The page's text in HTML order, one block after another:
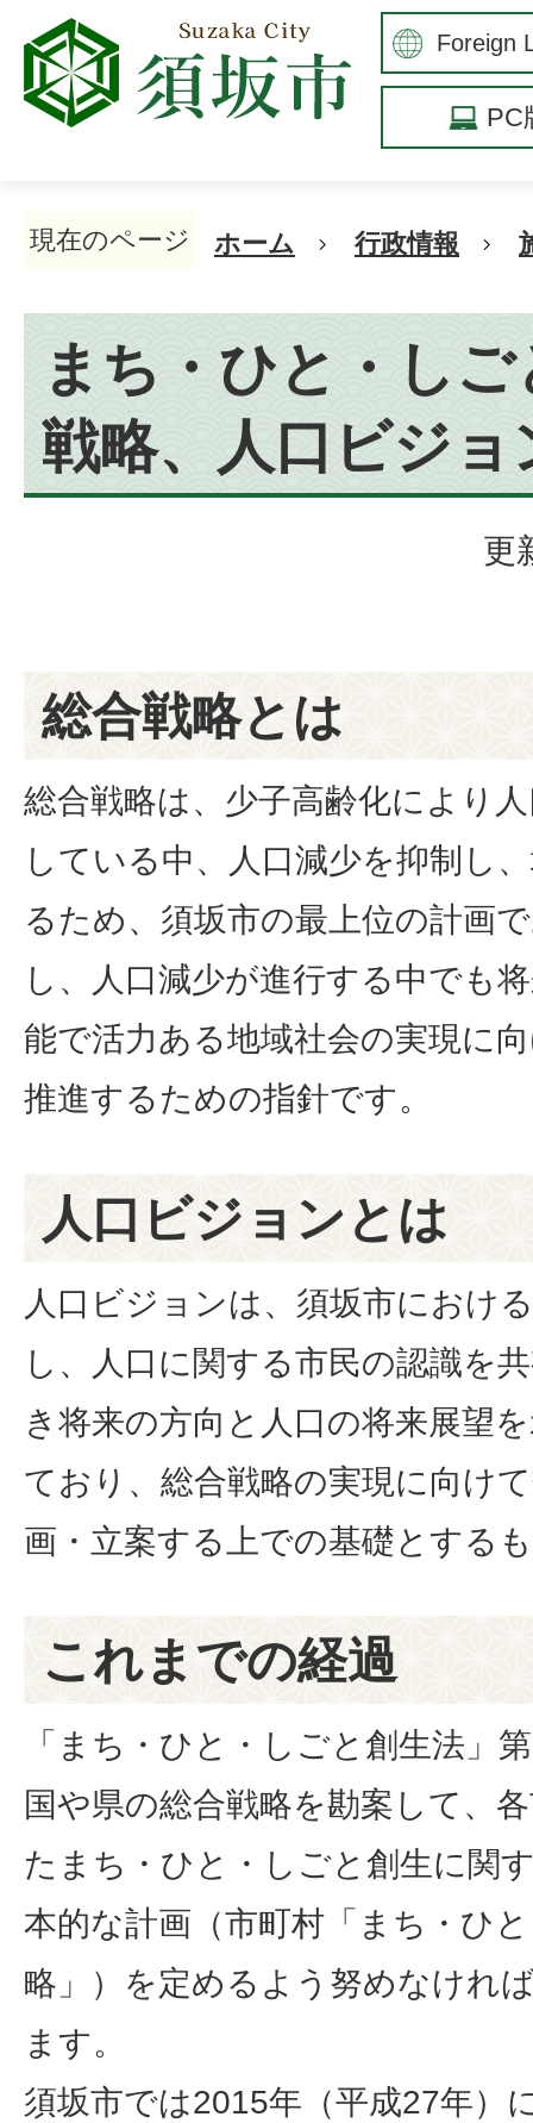
PC
現在のページ ホーム 行政情報
まち・ひと・し
戦略、人口ビジョ
更
総合戦略とは
総合戦略は、少子高齢化により
している中、人口減少を抑制し
るため、須坂市の最上位の計画
し、人口減少が進行する中でも
能で活力ある地域社会の実現に
推進するための指針です。
人口ビジョンとは
人口ビジョンは、須坂市におけ
し、人口に関する市民の認識を
き将来の方向と人口の将来展望
ており、総合戦略の実現に向け
画・立案する上での基礎とする
これまでの経過
「まち・ひと・しごと創生法」
国や県の総合戦略を勘案して、
たまち・ひと・しごと創生に関
本的な計画（市町村「まち・ひ
略」）を定めるよう努めなけれ
ます。
須坂市では2015年（平成27年）